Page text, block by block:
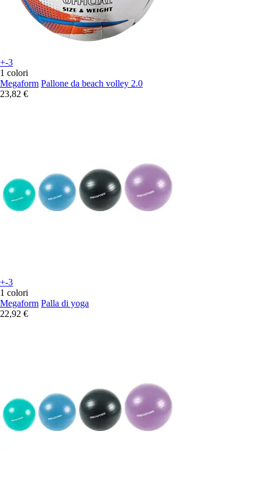
+-3
1 colori
Megaform Pallone da beach volley 2.0
23,82 €
+-3
1 colori
Megaform Palla di yoga
22,92 €